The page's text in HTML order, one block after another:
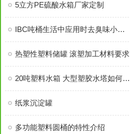
5立方PE硫酸水箱厂家定制
IBC吨桶生活中应用时去臭味小技巧
热塑性塑料储罐 滚塑加工材料要求
20吨塑料水箱 大型塑胶水塔如何清洗
纸浆沉淀罐
多功能塑料圆桶的特性介绍